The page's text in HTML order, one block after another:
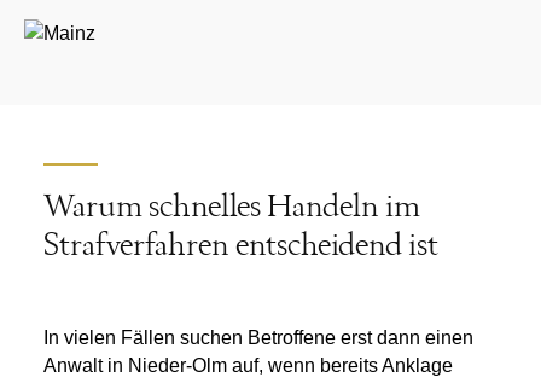
Warum schnelles Handeln im
Strafverfahren entscheidend ist
In vielen Fällen suchen Betroffene erst dann einen
Anwalt in Nieder-Olmauf, wenn bereits Anklage